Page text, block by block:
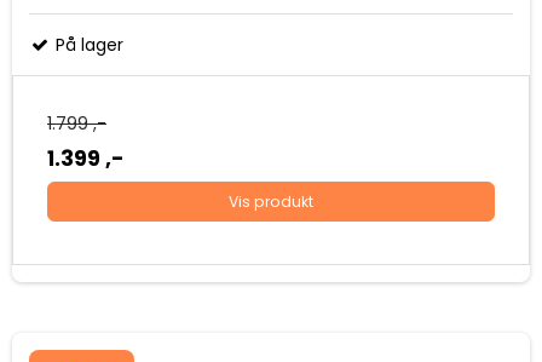
På lager
1.799 ,-
1.399 ,-
Vis produkt